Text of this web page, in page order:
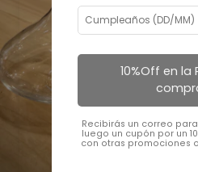
10%Off en la
Recibirás un correo
luego un cupón por un
con otras promociones